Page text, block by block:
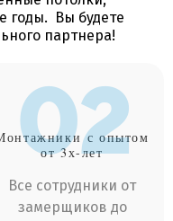
годы. Вы будете
партнера!
02
с опытом
от 3х-лет
Все сотрудники от
замерщиков до